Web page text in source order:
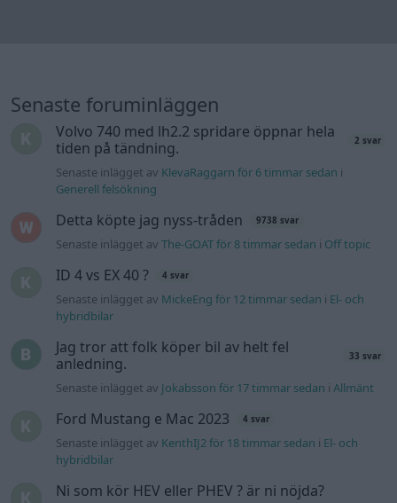
Senaste foruminläggen
Volvo 740 med lh2.2 spridare öppnar hela
tiden på tändning.
2 svar
Senaste inlägget av KlevaRaggarn för 6 timmar sedan i
Generell felsökning
Detta köpte jag nyss-tråden 9738 svar
Senaste inlägget avThe-GOAT för 8 timmar sedan i Off topic
ID 4 vs EX 40 ? 4 svar
Senaste inlägget av MickeEng för 12 timmar sedan i El- och
hybridbilar
Jag tror att folk köper bil av helt fel
anledning.
33 svar
Senaste inlägget av Jokabsson för 17 timmar sedan iAllmänt
Ford Mustang e Mac 2023 4 svar
Senaste inlägget av KenthIJ2 för 18 timmar sedan i El- och
hybridbilar
Ni som kör HEV eller PHEV ? är ni nöjda?